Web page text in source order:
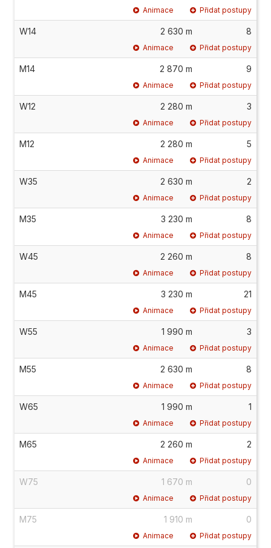
Animace Přidat postupy
W14 2 630 m 8
Animace Přidat postupy
M14 2 870 m 9
Animace Přidat postupy
W12 2 280 m 3
Animace Přidat postupy
M12 2 280 m 5
Animace Přidat postupy
W35 2 630 m 2
Animace Přidat postupy
M35 3 230 m 8
Animace Přidat postupy
W45 2 260 m 8
Animace Přidat postupy
M45 3 230 m 21
Animace Přidat postupy
W55 1 990 m 3
Animace Přidat postupy
M55 2 630 m 8
Animace Přidat postupy
W65 1 990 m 1
Animace Přidat postupy
M65 2 260 m 2
Animace Přidat postupy
W75 1 670 m 0
Animace Přidat postupy
M75 1 910 m 0
Animace Přidat postupy